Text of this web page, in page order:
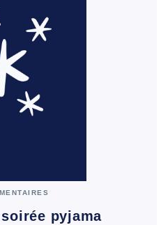
pyjama